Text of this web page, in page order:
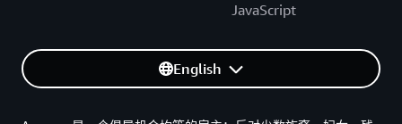
JavaScript
English